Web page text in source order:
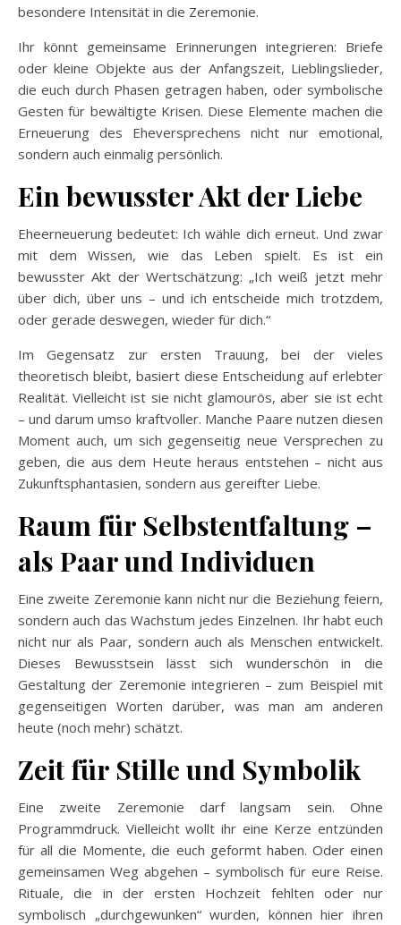
besondere Intensität in die Zeremonie.
Ihr könnt gemeinsame Erinnerungen integrieren: Briefe
oder kleine Objekte aus der Anfangszeit, Lieblingslieder,
die euch durch Phasen getragen haben, oder symbolische
Gesten für bewältigte Krisen. Diese Elemente machen die
Erneuerung des Eheversprechens nicht nur emotional,
sondern auch einmalig persönlich.
Ein bewusster Akt der Liebe
Eheerneuerung bedeutet: Ich wähle dich erneut. Und zwar
mit dem Wissen, wie das Leben spielt. Es ist ein
bewusster Akt der Wertschätzung: „Ich weiß jetzt mehr
über dich, über uns – und ich entscheide mich trotzdem,
oder gerade deswegen, wieder für dich.“
Im Gegensatz zur ersten Trauung, bei der vieles
theoretisch bleibt, basiert diese Entscheidung auf erlebter
Realität. Vielleicht ist sie nicht glamourös, aber sie ist echt
– und darum umso kraftvoller. Manche Paare nutzen diesen
Moment auch, um sich gegenseitig neue Versprechen zu
geben, die aus dem Heute heraus entstehen – nicht aus
Zukunftsphantasien, sondern aus gereifter Liebe.
Raum für Selbstentfaltung –
als Paar und Individuen
Eine zweite Zeremonie kann nicht nur die Beziehung feiern,
sondern auch das Wachstum jedes Einzelnen. Ihr habt euch
nicht nur als Paar, sondern auch als Menschen entwickelt.
Dieses Bewusstsein lässt sich wunderschön in die
Gestaltung der Zeremonie integrieren – zum Beispiel mit
gegenseitigen Worten darüber, was man am anderen
heute (noch mehr) schätzt.
Zeit für Stille und Symbolik
Eine zweite Zeremonie darf langsam sein. Ohne
Programmdruck. Vielleicht wollt ihr eine Kerze entzünden
für all die Momente, die euch geformt haben. Oder einen
gemeinsamen Weg abgehen – symbolisch für eure Reise.
Rituale, die in der ersten Hochzeit fehlten oder nur
symbolisch „durchgewunken“ wurden, können hier ihren